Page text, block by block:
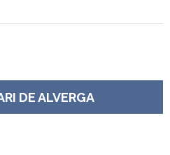
DE ALVERGA